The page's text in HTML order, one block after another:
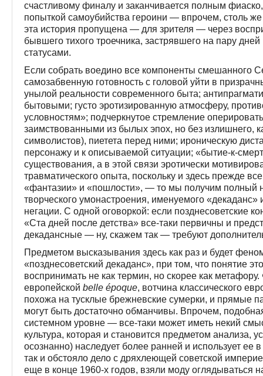
счастливому финалу и заканчивается полным
попыткой самоубийства героини — впрочем, столь
эта история пропущена — для зрителя — через
бывшего тихого троечника, застрявшего на пару
статусами.
Если собрать воедино все компоненты смешанного
самозабвенную готовность с головой уйти в
унылой реальности современного быта;
бытовыми; густо эротизированную атмосферу,
условностям»; подчеркнутое стремление
заимствованными из былых эпох, но без излишнего,
символистов), пиетета перед ними; ироническую
персонажу и к описываемой ситуации; «бытие-к-
существования, а в этой связи эротически
травматического опыта, поскольку и здесь прежде
«фантазии» и «пошлости», — то мы получим полный
творческого умонастроения, именуемого
негации. С одной оговоркой: если позднесоветские
«Ста дней после детства» все-таки первичны и
декадансные — ну, скажем так — требуют
Предметом высказывания здесь как раз и будет
«позднесоветский декаданс», при том, что понятие
воспринимать не как термин, но скорее как
европейской belle époque, вотчина классического
похожа на тусклые брежневские сумерки, и прямые
могут быть достаточно обманчивы. Впрочем,
системном уровне — все-таки может иметь некий
культура, которая и становится предметом анализа,
осознанно) наследует более ранней и использует
так и обстояло дело с дряхлеющей советской
еще в конце 1960-х годов, взяли моду оглядываться